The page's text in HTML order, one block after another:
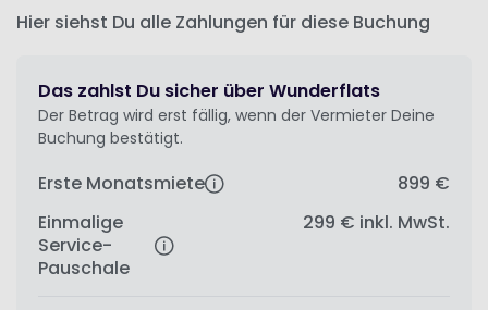
Hier siehst Du alle Zahlungen für diese Buchung
Das zahlst Du sicher über Wunderflats
Der Betrag wird erst fällig, wenn der Vermieter Deine
Buchung bestätigt.
Erste Monatsmiete
899 €
Einmalige
Service-
Pauschale
299 € inkl. MwSt.